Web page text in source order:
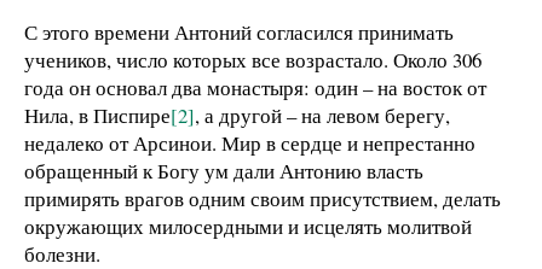
С этого времени Антоний согласился принимать
учеников, число которых все возрастало. Около 306
года он основал два монастыря: один – на восток от
Нила, в Писпире[2], а другой – на левом берегу,
недалеко от Арсинои. Мир в сердце и непрестанно
обращенный к Богу ум дали Антонию власть
примирять врагов одним своим присутствием, делать
окружающих милосердными и исцелять молитвой
болезни.